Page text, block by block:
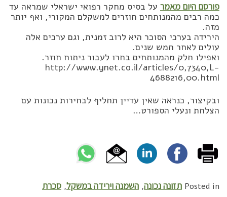
פורסם היום מאמר על בסיס מחקר רפואי ישראלי שמראה עד
כמה רבים מהמנותחים חוזרים למשקלם המקורי, ואף יותר
מזה.
הירידה בערכי הסוכר היא לרוב זמנית, וגם ערכים אלה
עולים לאחר חמש שנים.
ואפילו חלק מהמנותחים בחרו לעבור ניתוח חוזר.
http://www.ynet.co.il/articles/0,7340,L-
4688216,00.html
ובקיצור, כנראה שאין עדיין תחליף לבחירות נכונות עם
הצלחת ונעלי הספורט…
Posted in תזונה נכונה, השמנה וירידה במשקל, סכרת